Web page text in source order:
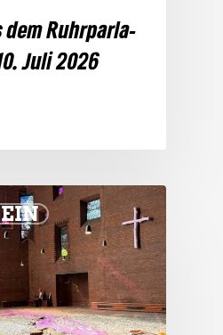
dem Ruhr­par­la­
Juli 2026